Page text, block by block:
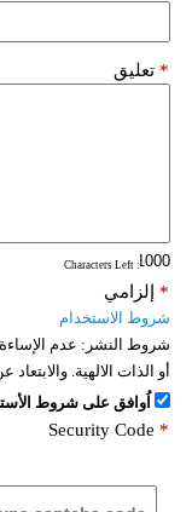
تعليق *
: Characters Left
إلزامي *
شروط الاستخدام
شروط النشر: عدم
أو الذات الالهية.
اُوافق على شروط
Security Code *